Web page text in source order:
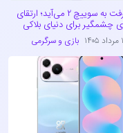
ماینکرفت به سوییچ ۲ می‌آید؛ ارتقای
چشمگیر برای دنیای بلاکی
بازی و سرگرمی